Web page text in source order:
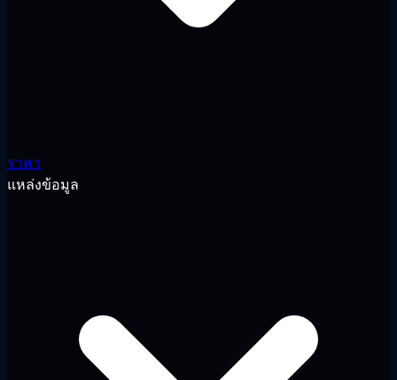
ราคา
แหล่งข้อมูล